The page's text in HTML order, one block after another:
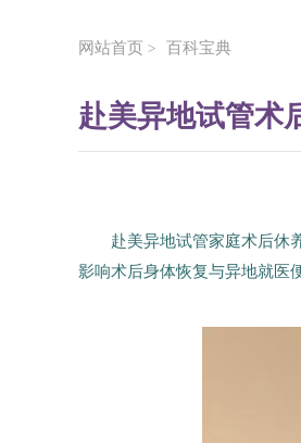
网站首页 > 百科宝典
赴美异地试管术
赴美异地试管家庭术后休
影响术后身体恢复与异地就医